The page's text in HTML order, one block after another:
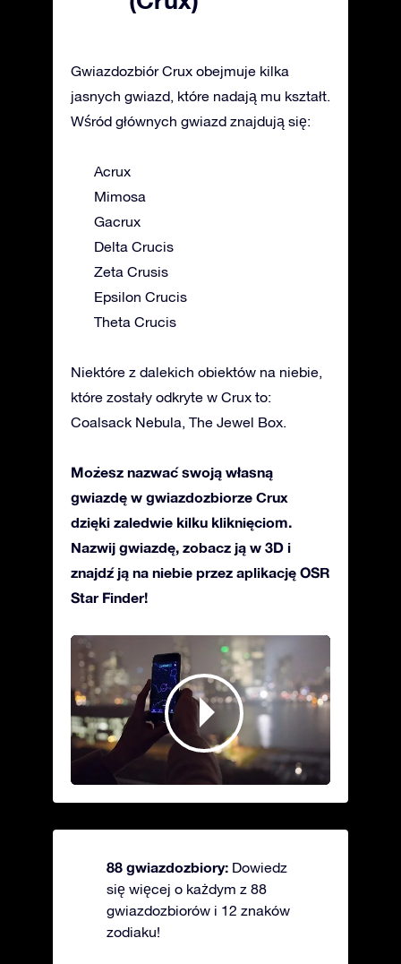
Gwiazdozbiór Crux obejmuje kilka
jasnych gwiazd, które nadają mu kształt.
Wśród głównych gwiazd znajdują się:
Acrux
Mimosa
Gacrux
Delta Crucis
Zeta Crusis
Epsilon Crucis
Theta Crucis
Niektóre z dalekich obiektów na niebie,
które zostały odkryte w Crux to:
Coalsack Nebula, The Jewel Box.
Możesz nazwać swoją własną
gwiazdę w gwiazdozbiorze Crux
dzięki zaledwie kilku kliknięciom.
Nazwij gwiazdę, zobacz ją w 3D i
znajdź ją na niebie przez aplikację OSR
Star Finder!
88 gwiazdozbiory: Dowiedz
się więcej o każdym z 88
gwiazdozbiorów i 12 znaków
zodiaku!